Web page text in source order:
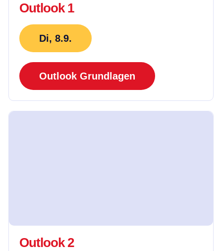
Outlook 1
Di, 8.9.
Outlook Grundlagen
Outlook 2